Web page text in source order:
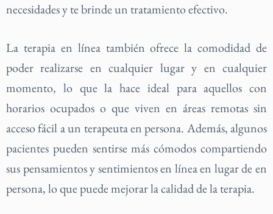
necesidades y te brinde un tratamiento efectivo.
La terapia en línea también ofrece la comodidad de
poder realizarse en cualquier lugar y en cualquier
momento, lo que la hace ideal para aquellos con
horarios ocupados o que viven en áreas remotas sin
acceso fácil a un terapeuta en persona. Además, algunos
pacientes pueden sentirse más cómodos compartiendo
sus pensamientos y sentimientos en línea en lugar de en
persona, lo que puede mejorar la calidad de la terapia.